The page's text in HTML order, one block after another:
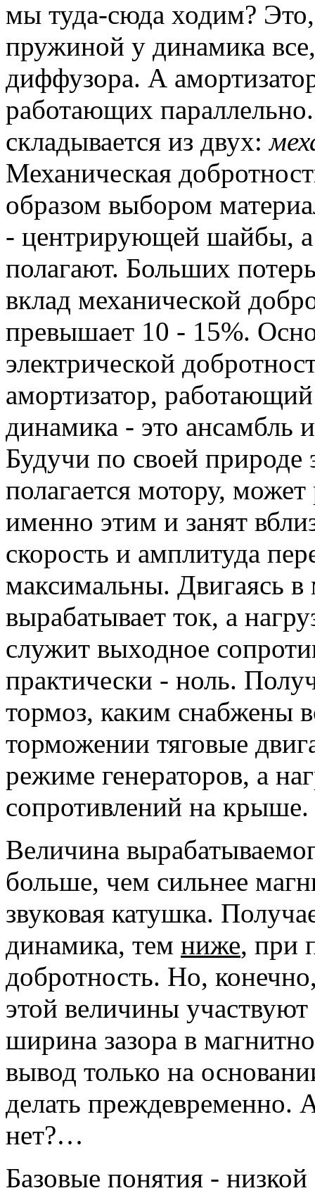
мы туда-сюда ходим?
пружиной у динамика
диффузора. А
работающих
складывается из двух:
Механическая
образом выбором
- центрирующей шайбы, а
полагают. Больших
вклад механической
превышает 10 - 15%.
электрической
амортизатор,
динамика - это ансамбль
Будучи по своей природе
полагается мотору, может
именно этим и занят
скорость и амплитуда
максимальны. Двигаясь
вырабатывает ток, а
служит выходное
практически - ноль.
тормоз, каким снабжены
торможении тяговые
режиме генераторов, а
сопротивлений на крыше.
Величина
больше, чем сильнее
звуковая катушка.
динамика, тем ниже, при
добротность. Но,
этой величины
ширина зазора в
вывод только на
делать преждевременно.
нет?…
Базовые понятия - низкой